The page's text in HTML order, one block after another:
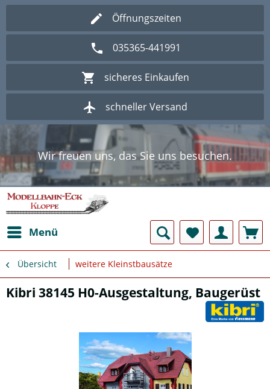
Öffnungszeiten
035365-441991
sicheres Einkaufen
schneller Versand
Wir freuen uns, das Sie uns besuchen.
Herzlich Willkommen im Onlineshop
Modellbahn - Eck Kloppe.
Wir freuen uns, das Sie uns besuchen.
Herzlich Willkommen im Onlineshop
Modellbahn - Eck Kloppe.
Menü
Übersicht weitere Kleinstbausätze
Kibri 38145 H0-Ausgestaltung, Baugerüst